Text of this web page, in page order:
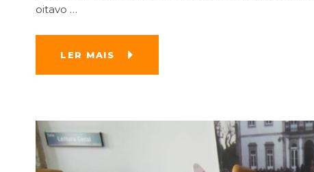
oitavo …
LER MAIS